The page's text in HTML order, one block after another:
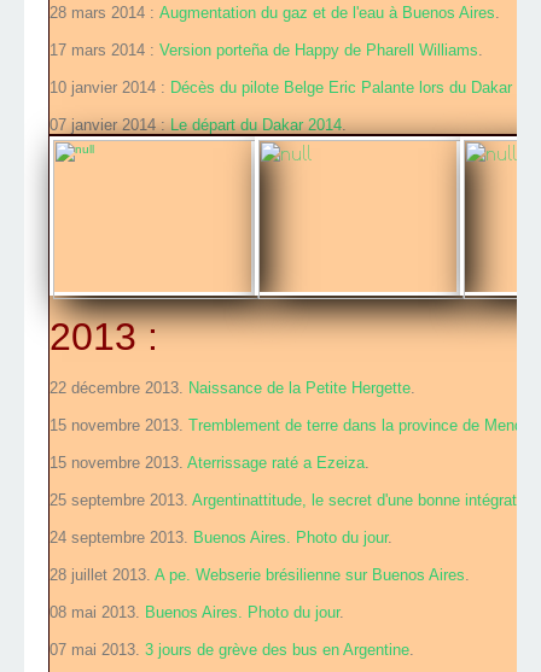
28 mars 2014 : Augmentation du gaz et de l'eau à Buenos Aires.
17 mars 2014 : Version porteña de Happy de Pharell Williams.
10 janvier 2014 : Décès du pilote Belge Eric Palante lors du Dakar
07 janvier 2014 :Le départ du Dakar 2014.
2013 :
22 décembre 2013. Naissance de la Petite Hergette.
15 novembre 2013. Tremblement de terre dans la province de
15 novembre 2013. Aterrissage raté a Ezeiza.
25 septembre 2013. Argentinattitude, le secret d'une bonne intégration
24 septembre 2013. Buenos Aires. Photo du jour.
28 juillet 2013. A pe. Webserie brésilienne sur Buenos Aires.
08 mai 2013. Buenos Aires. Photo du jour.
07 mai 2013. 3 jours de grève des bus en Argentine.